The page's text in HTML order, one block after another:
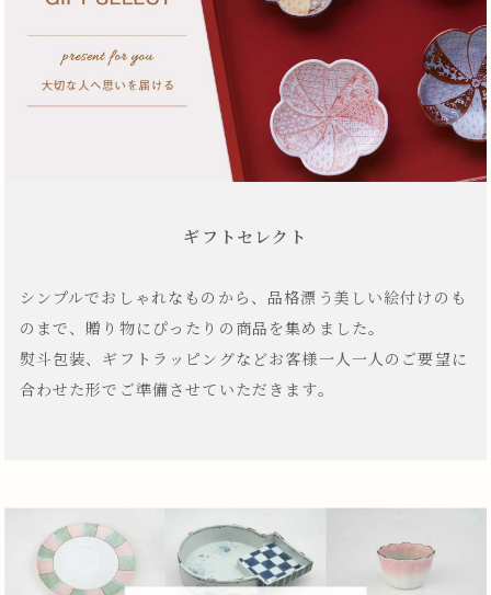
ギフトセレクト
シンプルでおしゃれなものから、品格漂う美しい絵付けのも
のまで、贈り物にぴったりの商品を集めました。
熨斗包装、ギフトラッピングなどお客様一人一人のご要望に
合わせた形でご準備させていただきます。